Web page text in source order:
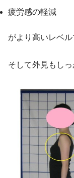
疲労感の軽減
がより高いレベル
そして外見もしっ